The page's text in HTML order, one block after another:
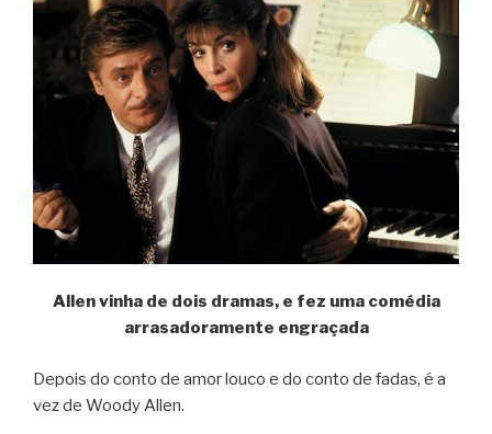
Allen vinha de dois dramas, e fez uma comédia
arrasadoramente engraçada
Depois do conto de amor louco e do conto de fadas, é a
vez de Woody Allen.